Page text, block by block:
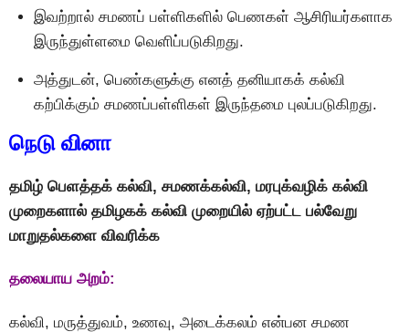
இவற்றால் சமணப் பள்ளிகளில் பெணகள் ஆசிரியர்களாக
இருந்துள்ளமை வெளிப்படுகிறது.
அத்துடன், பெண்களுக்கு எனத் தனியாகக் கல்வி
கற்பிக்கும் சமணப்பள்ளிகள் இருந்தமை புலப்படுகிறது.
நெடு வினா
தமிழ் பெளத்தக் கல்வி, சமணக்கல்வி, மரபுக்வழிக் கல்வி
முறைகளால் தமிழகக் கல்வி முறையில் ஏற்பட்ட பல்வேறு
மாறுதல்களை விவரிக்க
தலையாய அறம்:
கல்வி, மருத்துவம், உணவு, அடைக்கலம் என்பன சமண